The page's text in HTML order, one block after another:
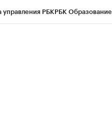
управления РБКРБК Образование